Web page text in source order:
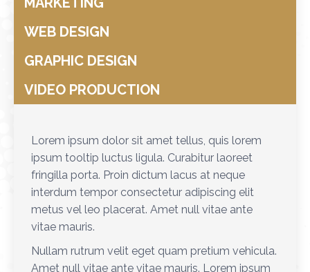
WEB DESIGN
GRAPHIC DESIGN
VIDEO PRODUCTION
Lorem ipsum dolor sit amet tellus, quis lorem
ipsum tooltip luctus ligula. Curabitur laoreet
fringilla porta. Proin dictum lacus at neque
interdum tempor consectetur adipiscing elit
metus vel leo placerat. Amet null vitae ante
vitae mauris.
Nullam rutrum velit eget quam pretium vehicula.
Amet null vitae ante vitae mauris. Lorem ipsum